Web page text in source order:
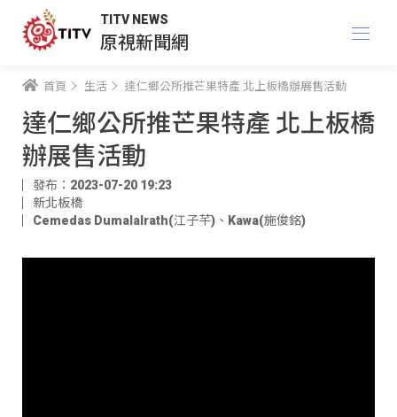
TITV NEWS
原視新聞網
首頁 生活 達仁鄉公所推芒果特產 北上板橋辦展售活動
達仁鄉公所推芒果特產 北上板橋
辦展售活動
發布：2023-07-20 19:23
新北板橋
Cemedas Dumalalrath(江子芊) 、 Kawa(施俊銘)